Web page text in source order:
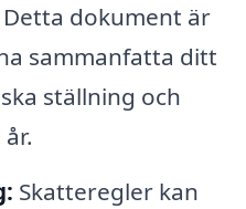
dokument är
sammanfatta ditt
ställning och
Skatteregler kan